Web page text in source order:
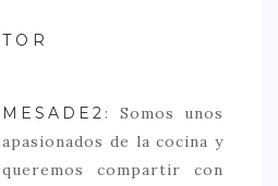
MESADE2: Somos unos
apasionados de la cocina y
queremos compartir con